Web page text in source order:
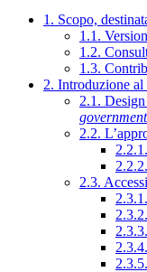
1. Scopo,
1.1.
1.2.
1.3.
2. Introduzione
2.1.
government
2.2.
2.3.